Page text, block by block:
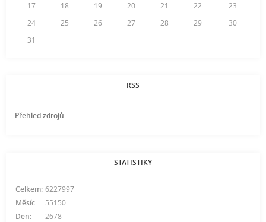
17
18 19 20 21 22
23
24
25 26 27 28 29
30
31
RSS
Přehled zdrojů
STATISTIKY
Celkem: 6227997
Měsíc:
55150
Den:
2678